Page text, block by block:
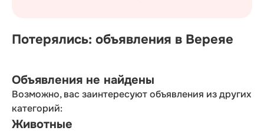
Потерялись: объявления в Вереяе
Объявления не найдены
Возможно, вас заинтересуют объявления из других
категорий:
Животные